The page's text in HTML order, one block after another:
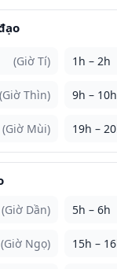
(Giờ Tí) 1h – 2h
(Giờ Thìn) 9h – 10h
(Giờ Mùi) 19h –
(Giờ Dần) 5h – 6h
(Giờ Ngọ) 15h –